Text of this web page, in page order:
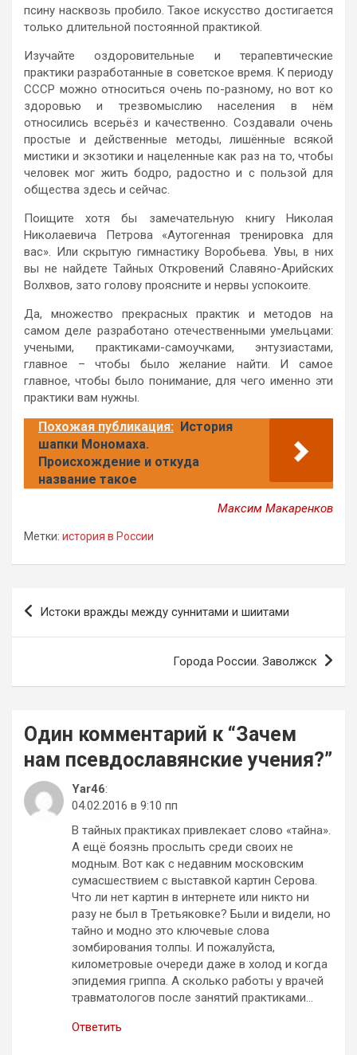
псину насквозь пробило. Такое искусство достигается
только длительной постоянной практикой.
Изучайте оздоровительные и терапевтические
практики разработанные в советское время. К периоду
СССР можно относиться очень по-разному, но вот ко
здоровью и трезвомыслию населения в нём
относились всерьёз и качественно. Создавали очень
простые и действенные методы, лишённые всякой
мистики и экзотики и нацеленные как раз на то, чтобы
человек мог жить бодро, радостно и с пользой для
общества здесь и сейчас.
Поищите хотя бы замечательную книгу Николая
Николаевича Петрова «Аутогенная тренировка для
вас». Или скрытую гимнастику Воробьева. Увы, в них
вы не найдете Тайных Откровений Славяно-Арийских
Волхвов, зато голову проясните и нервы успокоите.
Да, множество прекрасных практик и методов на
самом деле разработано отечественными умельцами:
учеными, практиками-самоучками, энтузиастами,
главное – чтобы было желание найти. И самое
главное, чтобы было понимание, для чего именно эти
практики вам нужны.
Похожая публикация: История
шапки Мономаха.
Происхождение и откуда
название такое
Максим Макаренков
Метки: история в России
Навигация
Истоки вражды между суннитами и шиитами
Города России. Заволжск
Один комментарий к “Зачем
нам псевдославянские учения?”
Yar46:
04.02.2016 в 9:10 пп
В тайных практиках привлекает слово «тайна».
А ещё боязнь прослыть среди своих не
модным. Вот как с недавним московским
сумасшествием с выставкой картин Серова.
Что ли нет картин в интернете или никто ни
разу не был в Третьяковке? Были и видели, но
тайно и модно это ключевые слова
зомбирования толпы. И пожалуйста,
километровые очереди даже в холод и когда
эпидемия гриппа. А сколько работы у врачей
травматологов после занятий практиками…
Ответить